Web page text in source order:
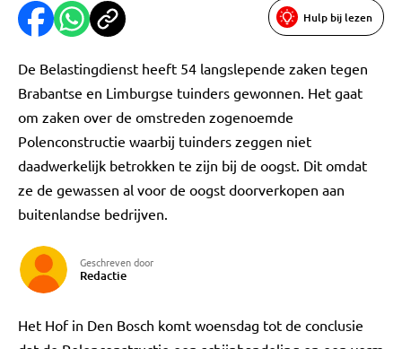
Hulp bij lezen
De Belastingdienst heeft 54 langslepende zaken tegen
Brabantse en Limburgse tuinders gewonnen. Het gaat
om zaken over de omstreden zogenoemde
Polenconstructie waarbij tuinders zeggen niet
daadwerkelijk betrokken te zijn bij de oogst. Dit omdat
ze de gewassen al voor de oogst doorverkopen aan
buitenlandse bedrijven.
Geschreven door
Redactie
Het Hof in Den Bosch komt woensdag tot de conclusie